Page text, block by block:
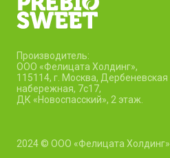
Производитель:
ООО «Фелицата Холдинг»,
115114, г. Москва, Дербеневская
набережная, 7c17,
ДК «Новоспасский», 2 этаж.
2024 © ООО «Фелицата Холдинг»